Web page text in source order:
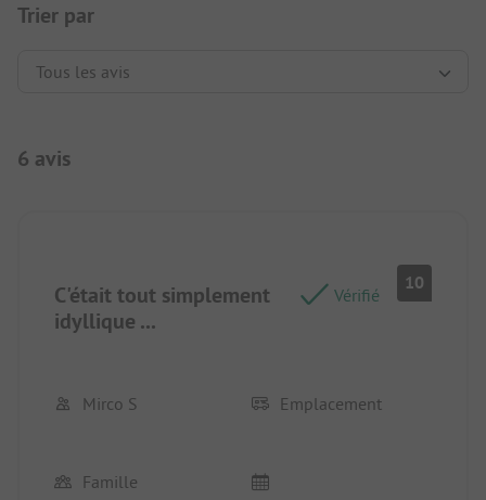
Trier par
6 avis
C'était tout simplement
idyllique ...
Vérifié
10
Mirco S Emplacement
Famille